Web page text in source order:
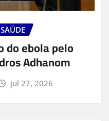
SAÚDE
do ebola pelo
Adhanom
jul 27, 2026